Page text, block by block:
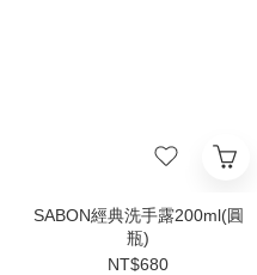
SABON經典洗手露200ml(圓
瓶)
NT$680